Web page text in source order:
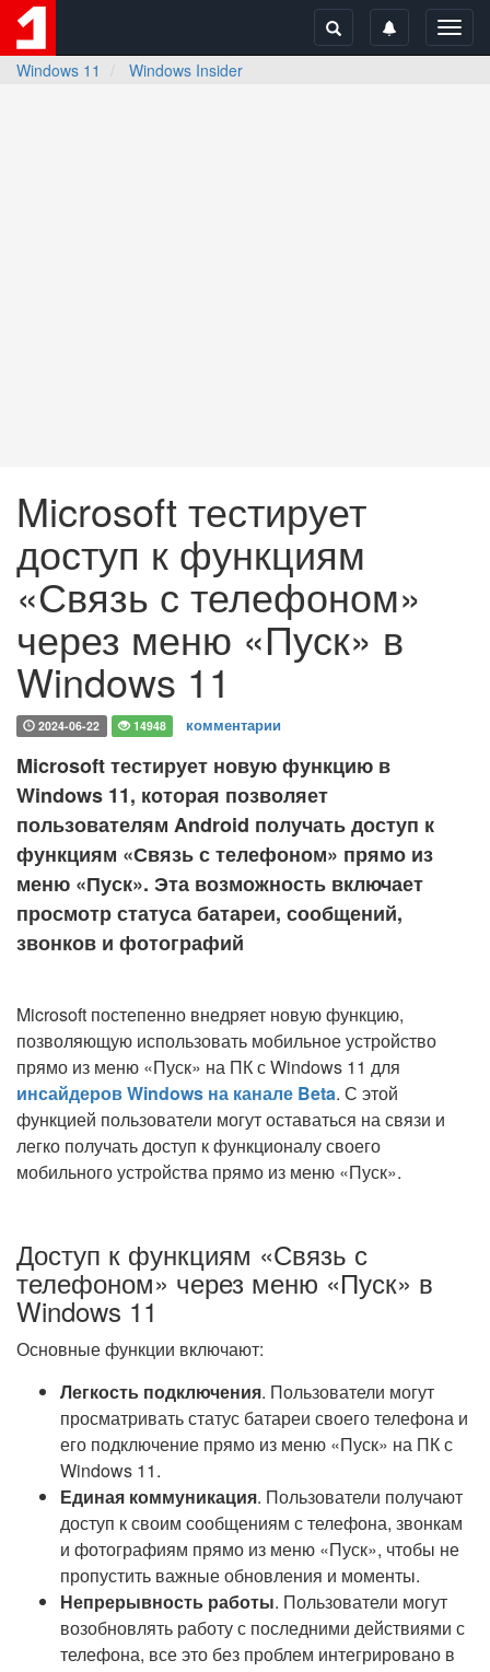
Windows 11
Windows Insider
Microsoft тестирует
доступ к функциям
«Связь с телефоном»
через меню «Пуск» в
Windows 11
2024-06-22 14948 комментарии
Microsoft тестирует новую функцию в
Windows 11, которая позволяет
пользователям Android получать доступ к
функциям «Связь с телефоном» прямо из
меню «Пуск». Эта возможность включает
просмотр статуса батареи, сообщений,
звонков и фотографий
Microsoft постепенно внедряет новую функцию,
позволяющую использовать мобильное устройство
прямо из меню «Пуск» на ПК с Windows 11 для
инсайдеров Windows на канале Beta. С этой
функцией пользователи могут оставаться на связи и
легко получать доступ к функционалу своего
мобильного устройства прямо из меню «Пуск».
Доступ к функциям «Связь с
телефоном» через меню «Пуск» в
Windows 11
Основные функции включают:
Легкость подключения. Пользователи могут
просматривать статус батареи своего телефона и
его подключение прямо из меню «Пуск» на ПК с
Windows 11.
Единая коммуникация. Пользователи получают
доступ к своим сообщениям с телефона, звонкам
и фотографиям прямо из меню «Пуск», чтобы не
пропустить важные обновления и моменты.
Непрерывность работы. Пользователи могут
возобновлять работу с последними действиями с
телефона, все это без проблем интегрировано в